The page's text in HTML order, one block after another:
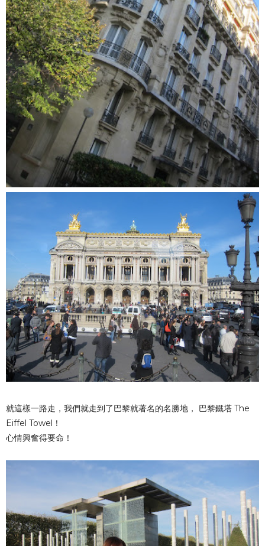
就這樣一路走，我們就走到了巴黎就著名的名勝地， 巴黎鐵塔 The
Eiffel Towel！
心情興奮得要命！